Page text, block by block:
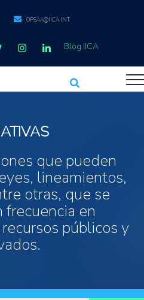
OPSAA@IICA.INT
Blog IICA
que pueden
lineamientos,
otras, que se
frecuencia en
públicos y